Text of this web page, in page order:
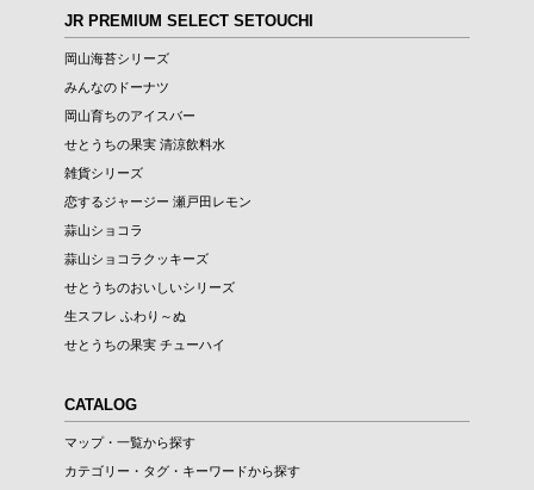
JR PREMIUM SELECT SETOUCHI
岡山海苔シリーズ
みんなのドーナツ
岡山育ちのアイスバー
せとうちの果実 清涼飲料水
雑貨シリーズ
恋するジャージー 瀬戸田レモン
蒜山ショコラ
蒜山ショコラクッキーズ
せとうちのおいしいシリーズ
生スフレ ふわり～ぬ
せとうちの果実 チューハイ
CATALOG
マップ・一覧から探す
カテゴリー・タグ・キーワードから探す